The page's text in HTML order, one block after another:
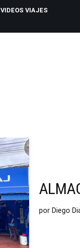
VIDEOS VIAJES
por Diego